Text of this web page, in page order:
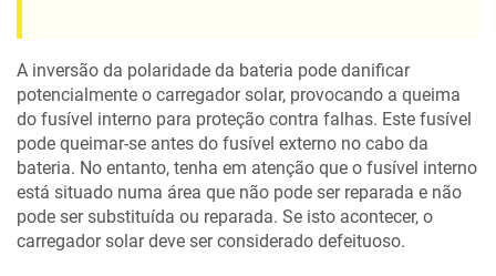
A inversão da polaridade da bateria pode danificar
potencialmente o carregador solar, provocando a queima
do fusível interno para proteção contra falhas. Este fusível
pode queimar-se antes do fusível externo no cabo da
bateria. No entanto, tenha em atenção que o fusível interno
está situado numa área que não pode ser reparada e não
pode ser substituída ou reparada. Se isto acontecer, o
carregador solar deve ser considerado defeituoso.